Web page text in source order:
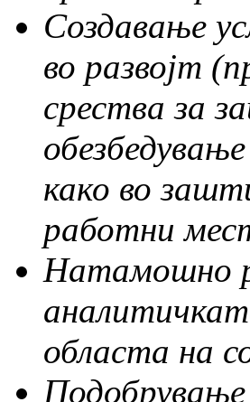
Создавање
во развојт
срества за
како во
работни
Натамошно
областа на